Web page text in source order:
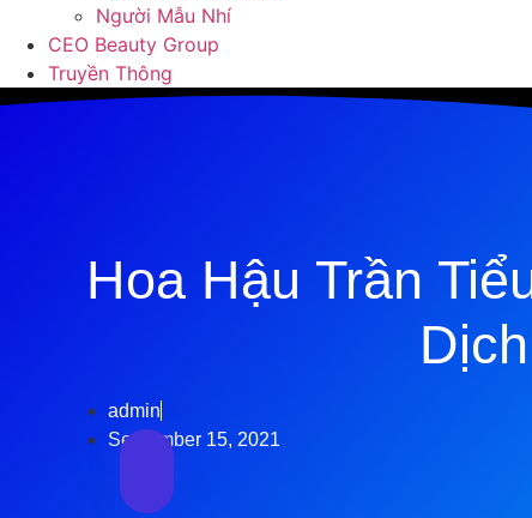
Người Mẫu Nhí
CEO Beauty Group
Truyền Thông
Hoa Hậu Trần
admin
September 15, 2021